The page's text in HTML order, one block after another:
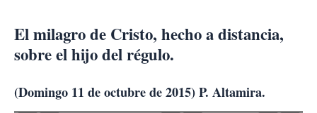
contenido
El milagro de Cristo, hecho a distancia,
sobre el hijo del régulo.
(Domingo 11 de octubre de 2015) P. Altamira.